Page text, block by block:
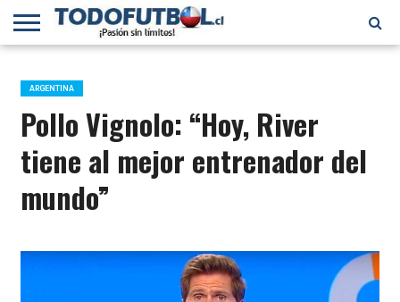
PRIMERA
B
SELECCIÓN
CHILENA
CHILENOS
EN EL
MUNDO
FÚTBOL
INTERNACIONAL
ARGENTINA
Pollo Vignolo: “Hoy, River
tiene al mejor entrenador del
mundo”